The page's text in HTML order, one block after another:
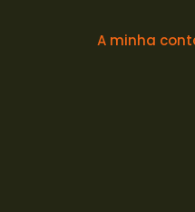
A minha